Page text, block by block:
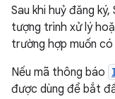
Sau khi huỷ đăng
tượng trình xử lý
trường hợp muốn có
Nếu mã thông báo
được dùng để bắt